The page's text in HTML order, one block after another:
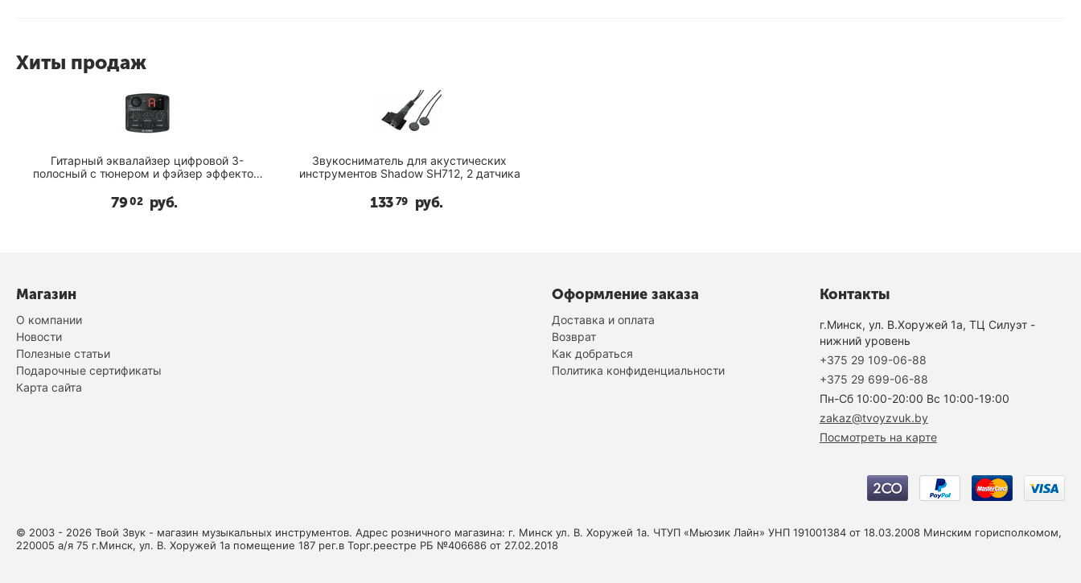
Хиты продаж
Гитарный эквалайзер цифровой 3-
полосный с тюнером и фэйзер эффектом
7902 руб.
Звукосниматель для акустических
инструментов Shadow SH712, 2 датчика
13379 руб.
Магазин
О компании
Новости
Полезные статьи
Подарочные сертификаты
Карта сайта
Оформление заказа
Доставка и оплата
Возврат
Как добраться
Политика конфиденциальности
Контакты
г.Минск, ул. В.Хоружей 1а, ТЦ Силуэт -
нижний уровень
+375 29 109-06-88
+375 29 699-06-88
Пн-Cб 10:00-20:00 Вс 10:00-19:00
zakaz@tvoyzvuk.by
Посмотреть на карте
© 2003 - 2026 Твой Звук - магазин музыкальных инструментов. Адрес розничного магазина: г. Минск ул. В. Хоружей 1а. ЧТУП «Мьюзик Лайн» УНП 191001384 от 18.03.2008 Минским горисполкомом,
220005 а/я 75 г.Минск, ул. В. Хоружей 1а помещение 187 рег.в Торг.реестре РБ №406686 от 27.02.2018